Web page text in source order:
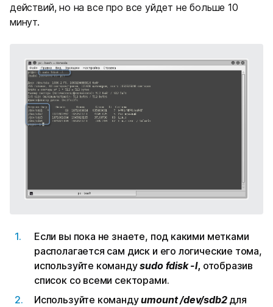
действий, но на все про все уйдет не больше 10
минут.
Если вы пока не знаете, под какими метками
располагается сам диск и его логические тома,
используйте командуsudo fdisk -l, отобразив
список со всеми секторами.
Используйте командуumount /dev/sdb2для